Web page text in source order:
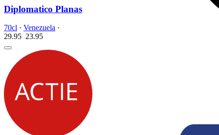
Diplomatico Planas
70cl · Venezuela ·
29.95 23.95